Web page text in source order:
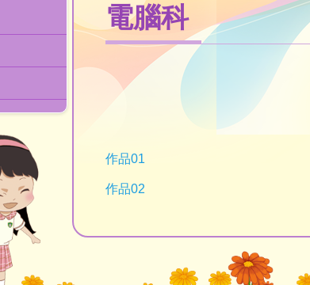
電腦科
作品01
作品02